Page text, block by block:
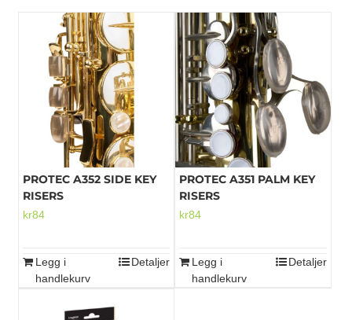
Diverse tilbehør
Mikrofoner
PROTEC A352 SIDE KEY
RISERS
kr84
Legg i
handlekurv
Detaljer
PROTEC A351 PALM KEY
RISERS
kr84
Legg i
handlekurv
Detaljer